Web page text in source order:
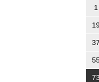
1
37
73